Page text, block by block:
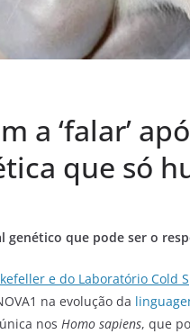
a ‘falar’
que só
que pode ser o
e do Laboratório Cold
na evolução da
nos Homo sapiens, que